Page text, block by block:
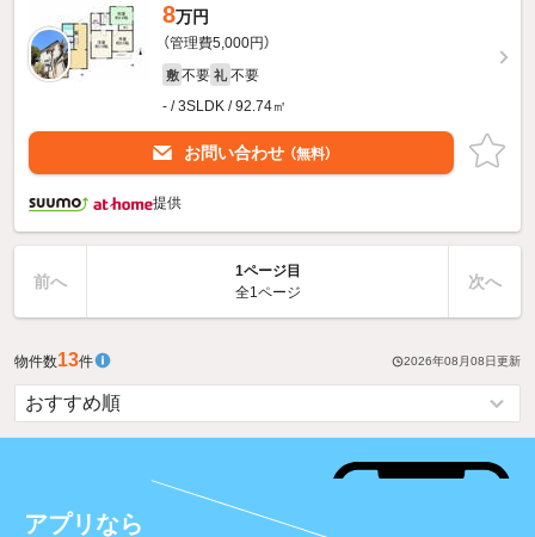
8万円
（管理費5,000円）
敷 不要 礼 不要
- / 3SLDK / 92.74㎡
お問い合わせ （無料）
提供
前へ
1ページ目
全1ページ
次へ
物件数13件 2026年08月08日 更新
アプリなら